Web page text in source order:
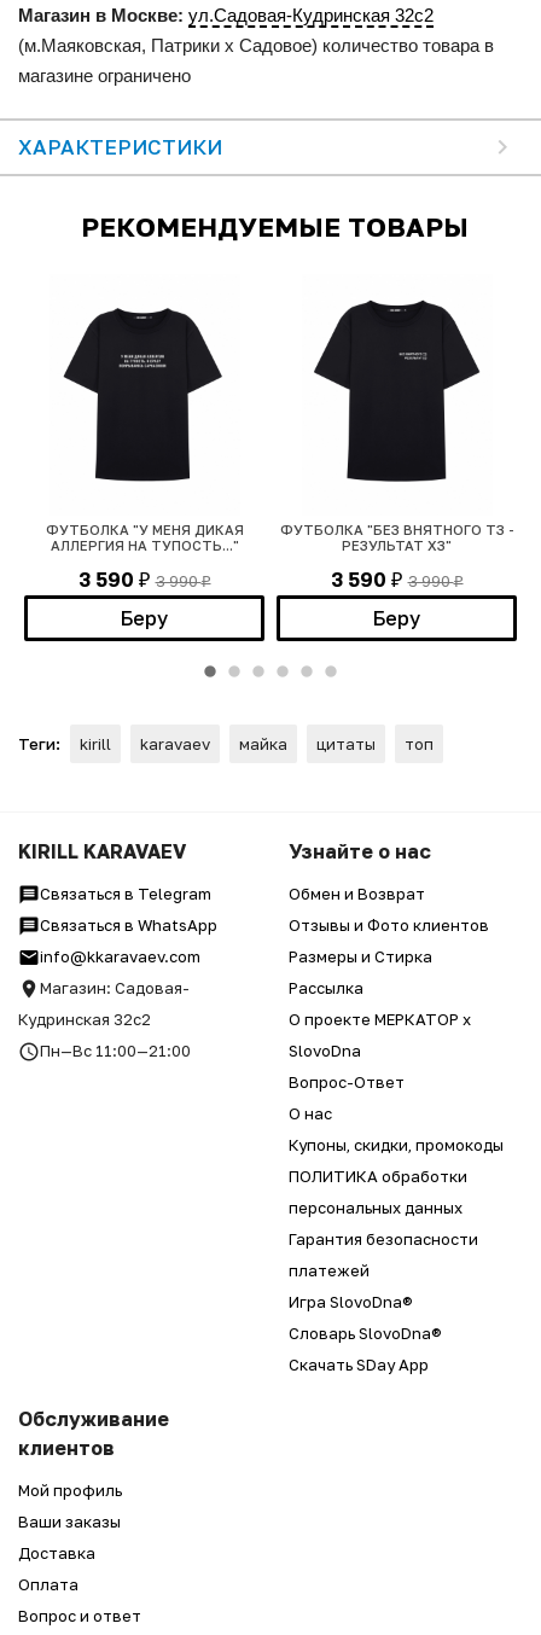
Магазин в Москве: ул.Садовая-Кудринская 32с2
(м.Маяковская, Патрики x Садовое) количество товара в
магазине ограничено
ХАРАКТЕРИСТИКИ
РЕКОМЕНДУЕМЫЕ ТОВАРЫ
ФУТБОЛКА "У МЕНЯ ДИКАЯ
АЛЛЕРГИЯ НА ТУПОСТЬ..."
3 590 ₽ 3 990₽
Беру
ФУТБОЛКА "БЕЗ ВНЯТНОГО ТЗ -
РЕЗУЛЬТАТ ХЗ"
3 590 ₽ 3 990₽
Беру
Теги: kirill karavaev майка цитаты топ
KIRILL KARAVAEV
Связаться в Telegram
Связаться в WhatsApp
info@kkaravaev.com
Магазин: Садовая-
Кудринская 32с2
Пн—Вс 11:00—21:00
Узнайте о нас
Обмен и Возврат
Отзывы и Фото клиентов
Размеры и Стирка
Рассылка
О проекте МЕРКАТОР x
SlovoDna
Вопрос-Ответ
О нас
Купоны, скидки, промокоды
ПОЛИТИКА обработки
персональных данных
Гарантия безопасности
платежей
Игра SlovoDna®
Словарь SlovoDna®
Скачать SDay App
Обслуживание
клиентов
Мой профиль
Ваши заказы
Доставка
Оплата
Вопрос и ответ